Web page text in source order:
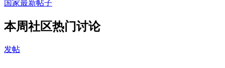
国家最新帖子
本周社区热门讨论
发帖